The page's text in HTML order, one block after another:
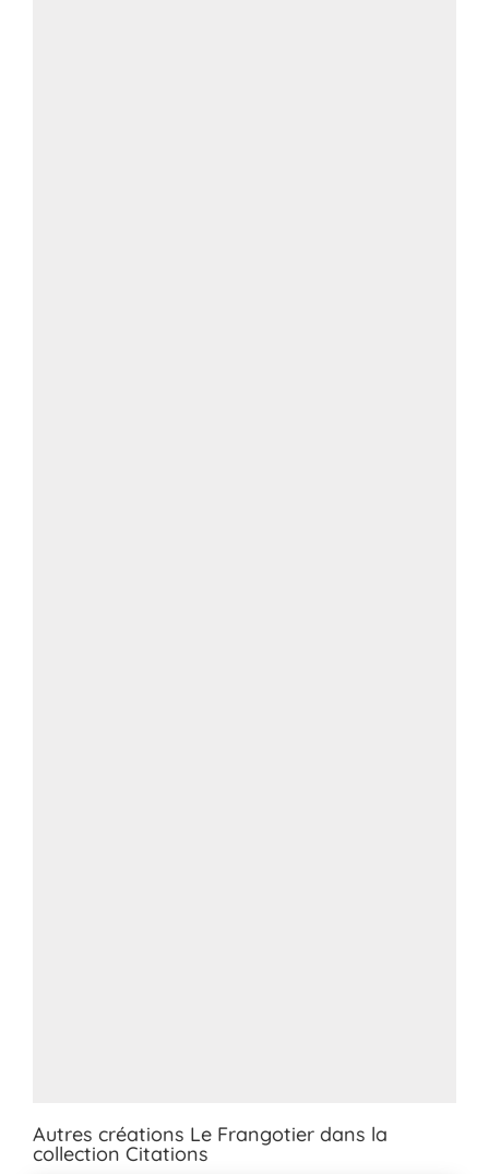
Autres créations Le Frangotier dans la
collection Citations